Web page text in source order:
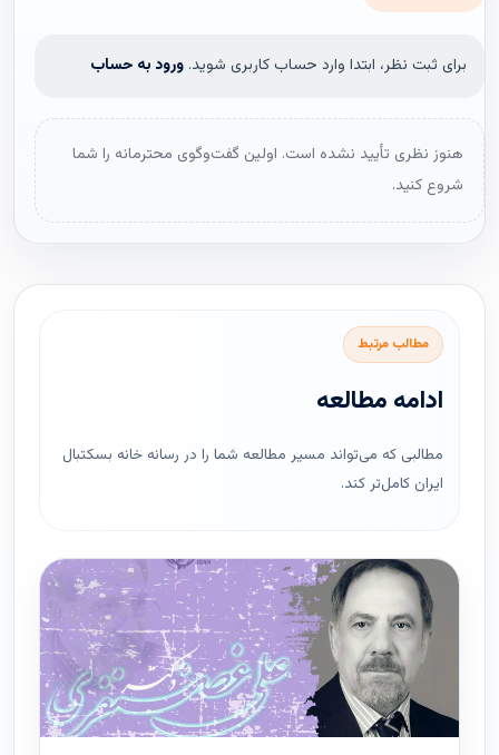
برای ثبت نظر، ابتدا وارد حساب کاربری شوید. ورود به حساب
هنوز نظری تأیید نشده است. اولین گفت‌وگوی محترمانه را شما
شروع کنید.
مطالب مرتبط
ادامه مطالعه
مطالبی که می‌تواند مسیر مطالعه شما را در رسانه خانه بسکتبال
ایران کامل‌تر کند.